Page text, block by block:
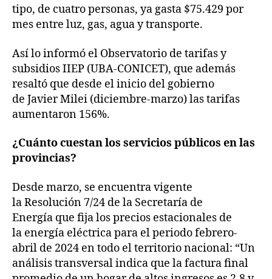
tipo, de cuatro personas, ya gasta $75.429 por
mes entre luz, gas, agua y transporte.
Así lo informó el Observatorio de tarifas y
subsidios IIEP (UBA-CONICET), que además
resaltó que desde el inicio del gobierno
de Javier Milei (diciembre-marzo) las tarifas
aumentaron 156%.
¿Cuánto cuestan los servicios públicos en las
provincias?
Desde marzo, se encuentra vigente
la Resolución 7/24 de la Secretaría de
Energía que fija los precios estacionales de
la energía eléctrica para el periodo febrero-
abril de 2024 en todo el territorio nacional: “Un
análisis transversal indica que la factura final